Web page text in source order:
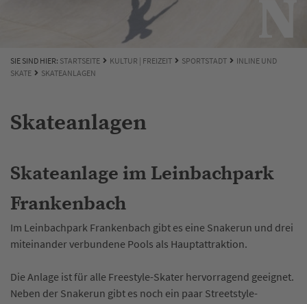
SIE SIND HIER: STARTSEITE KULTUR | FREIZEIT SPORTSTADT
INLINE UND
SKATE
SKATEANLAGEN
Skateanlagen
Skateanlage im Leinbachpark
Frankenbach
Im Leinbachpark Frankenbach gibt es eine Snakerun und drei
miteinander verbundene Pools als Hauptattraktion.
Die Anlage ist für alle Freestyle-Skater hervorragend geeignet.
Neben der Snakerun gibt es noch ein paar Streetstyle-